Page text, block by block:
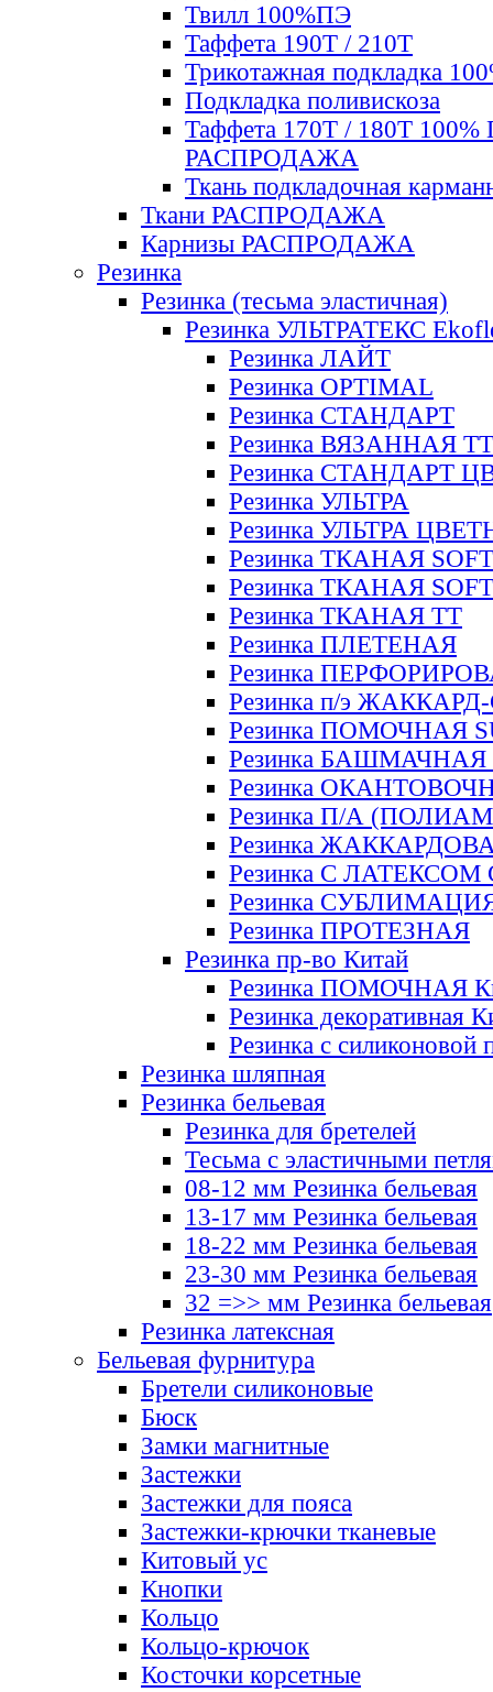
Твилл 100%ПЭ
Таффета 190Т / 210Т
Трикотажная подкладка
Подкладка поливискоза
Таффета 170Т / 180Т 100%
РАСПРОДАЖА
Ткань подкладочная
Ткани РАСПРОДАЖА
Карнизы РАСПРОДАЖА
Резинка
Резинка (тесьма эластичная)
Резинка УЛЬТРАТЕКС
Резинка ЛАЙТ
Резинка OPTIMAL
Резинка СТАНДАРТ
Резинка ВЯЗАННАЯ ТТ
Резинка СТАНДАРТ
Резинка УЛЬТРА
Резинка УЛЬТРА
Резинка ТКАНАЯ SOFT
Резинка ТКАНАЯ
Резинка ТКАНАЯ ТТ
Резинка ПЛЕТЕНАЯ
Резинка
Резинка п/э
Резинка ПОМОЧНАЯ
Резинка БАШМАЧНАЯ
Резинка
Резинка П/А
Резинка
Резинка С ЛАТЕКСОМ
Резинка
Резинка ПРОТЕЗНАЯ
Резинка пр-во Китай
Резинка ПОМОЧНАЯ
Резинка декоративная
Резинка с силиконовой
Резинка шляпная
Резинка бельевая
Резинка для бретелей
Тесьма с эластичными
08-12 мм Резинка бельевая
13-17 мм Резинка бельевая
18-22 мм Резинка бельевая
23-30 мм Резинка бельевая
32 =>> мм Резинка бельевая
Резинка латексная
Бельевая фурнитура
Бретели силиконовые
Бюск
Замки магнитные
Застежки
Застежки для пояса
Застежки-крючки тканевые
Китовый ус
Кнопки
Кольцо
Кольцо-крючок
Косточки корсетные